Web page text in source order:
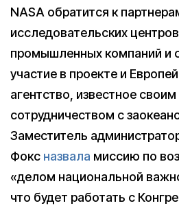
NASA обратится к
исследовательских
промышленных компаний и
участие в проекте и
агентство, известное
сотрудничеством с
Заместитель
Фокс назвала миссию по
«делом национальной
что будет работать с